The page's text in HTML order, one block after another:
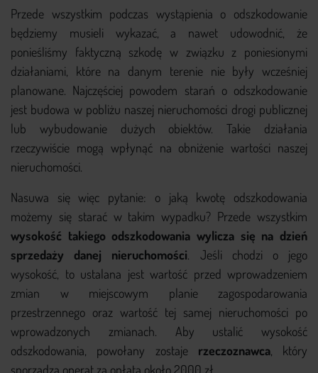
Przede wszystkim podczas wystąpienia o odszkodowanie
będziemy musieli wykazać, a nawet udowodnić, że
ponieśliśmy faktyczną szkodę w związku z poniesionymi
działaniami, które na danym terenie nie były wcześniej
planowane. Najczęściej powodem starań o odszkodowanie
jest budowa w pobliżu naszej nieruchomości drogi publicznej
lub wybudowanie dużych obiektów. Takie działania
rzeczywiście mogą wpłynąć na obniżenie wartości naszej
nieruchomości.
Nasuwa się więc pytanie: o jaką kwotę odszkodowania
możemy się starać w takim wypadku? Przede wszystkim
wysokość takiego odszkodowania wylicza się na dzień
sprzedaży danej nieruchomości. Jeśli chodzi o jego
wysokość, to ustalana jest wartość przed wprowadzeniem
zmian w miejscowym planie zagospodarowania
przestrzennego oraz wartość tej samej nieruchomości po
wprowadzonych zmianach. Aby ustalić wysokość
odszkodowania, powołany zostaje rzeczoznawca, który
sporządza operat za opłatą około 2000 zł.